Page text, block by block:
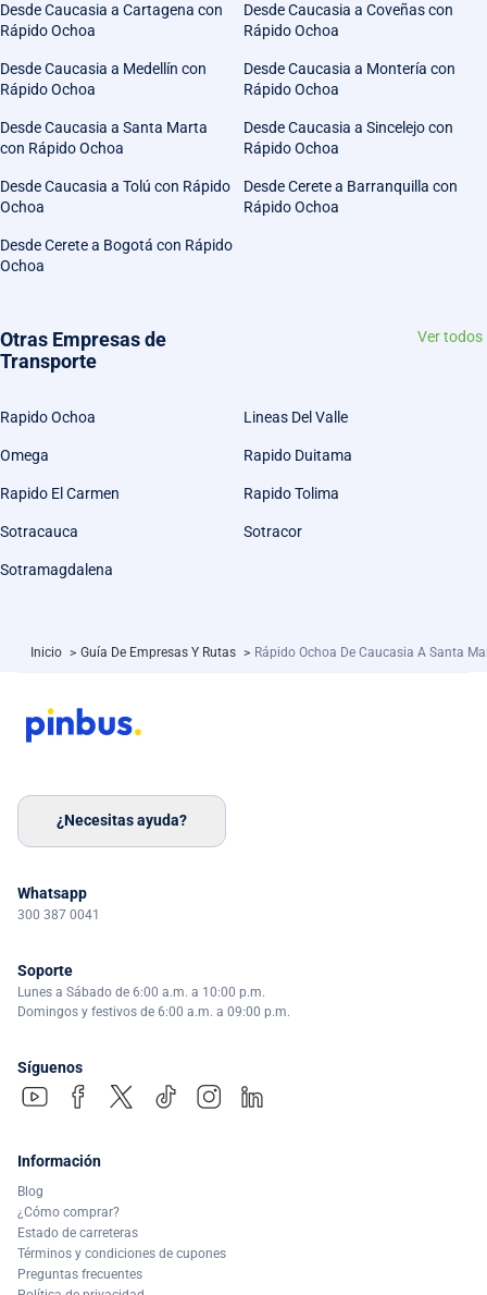
Desde Caucasia a Cartagena con
Rápido Ochoa
Desde Caucasia a Coveñas con
Rápido Ochoa
Desde Caucasia a Medellín con
Rápido Ochoa
Desde Caucasia a Montería con
Rápido Ochoa
Desde Caucasia a Santa Marta
con Rápido Ochoa
Desde Caucasia a Sincelejo con
Rápido Ochoa
Desde Caucasia a Tolú con Rápido
Ochoa
Desde Cerete a Barranquilla con
Rápido Ochoa
Desde Cerete a Bogotá con Rápido
Ochoa
Otras Empresas de
Transporte
Ver todos
Rapido Ochoa Lineas Del Valle
Omega Rapido Duitama
Rapido El Carmen Rapido Tolima
Sotracauca Sotracor
Sotramagdalena
Inicio > Guía De Empresas Y Rutas > Rápido Ochoa De Caucasia A Santa
¿Necesitas ayuda?
Whatsapp
300 387 0041
Soporte
Lunes a Sábado de 6:00 a.m. a 10:00 p.m.
Domingos y festivos de 6:00 a.m. a 09:00 p.m.
Síguenos
Información
Blog
¿Cómo comprar?
Estado de carreteras
Términos y condiciones de cupones
Preguntas frecuentes